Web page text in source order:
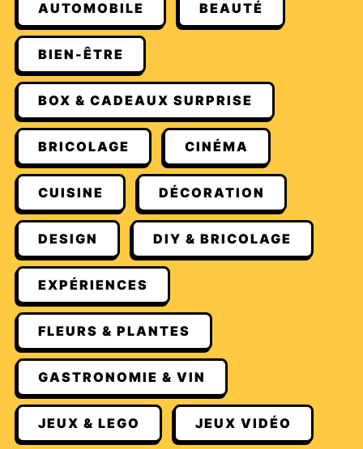
AUTOMOBILE BEAUTÉ
BIEN-ÊTRE
BOX & CADEAUX SURPRISE
BRICOLAGE CINÉMA
CUISINE DÉCORATION
DESIGN DIY & BRICOLAGE
EXPÉRIENCES
FLEURS & PLANTES
GASTRONOMIE & VIN
JEUX & LEGO JEUX VIDÉO